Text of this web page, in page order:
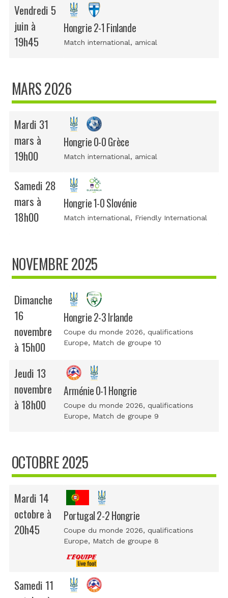
Vendredi 5
juin à
19h45
Hongrie 2-1 Finlande
Match international, amical
MARS 2026
Mardi 31
mars à
19h00
Hongrie 0-0 Grèce
Match international, amical
Samedi 28
mars à
18h00
Hongrie 1-0 Slovénie
Match international, Friendly International
NOVEMBRE 2025
Dimanche
16
novembre
à 15h00
Hongrie 2-3 Irlande
Coupe du monde 2026, qualifications
Europe, Match de groupe 10
Jeudi 13
novembre
à 18h00
Arménie 0-1 Hongrie
Coupe du monde 2026, qualifications
Europe, Match de groupe 9
OCTOBRE 2025
Mardi 14
octobre à
20h45
Portugal 2-2 Hongrie
Coupe du monde 2026, qualifications
Europe, Match de groupe 8
Samedi 11